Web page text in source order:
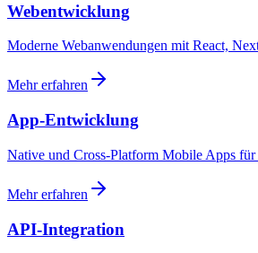
Webentwicklung
Moderne Webanwendungen mit React,
Mehr erfahren
App-Entwicklung
Native und Cross-Platform Mobile Apps
Mehr erfahren
API-Integration